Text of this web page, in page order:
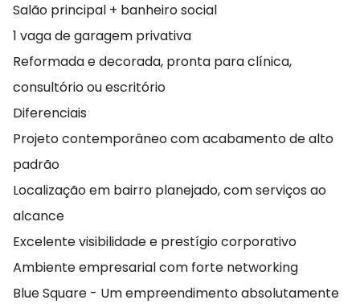
Salão principal + banheiro social
1 vaga de garagem privativa
Reformada e decorada, pronta para clínica,
consultório ou escritório
Diferenciais
Projeto contemporâneo com acabamento de alto
padrão
Localização em bairro planejado, com serviços ao
alcance
Excelente visibilidade e prestígio corporativo
Ambiente empresarial com forte networking
Blue Square - Um empreendimento absolutamente